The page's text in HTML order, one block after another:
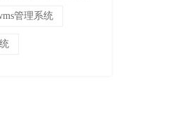
管理系统